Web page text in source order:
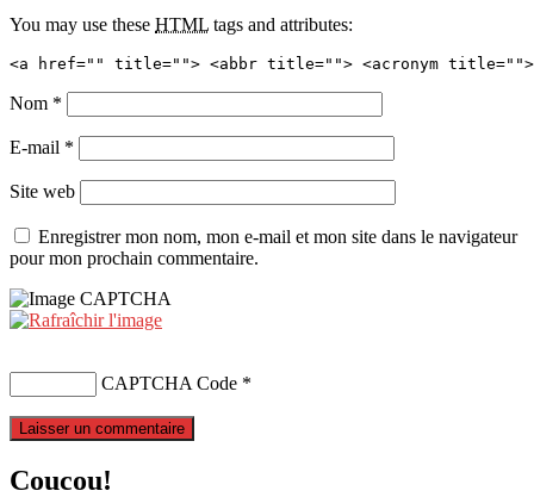
You may use these HTML tags and attributes:
<a href="" title=""> <abbr title=""> <acronym title="">
Nom *
E-mail *
Site web
Enregistrer mon nom, mon e-mail et mon site dans le navigateur
pour mon prochain commentaire.
CAPTCHA Code *
Coucou!